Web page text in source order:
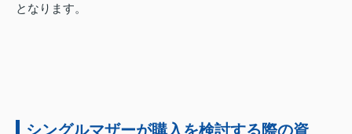
となります。
シングルマザーが購入を検討する際の資